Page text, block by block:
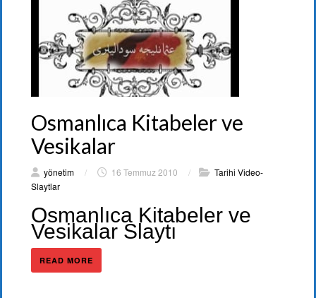
Osmanlıca Kitabeler ve
Vesikalar
yönetim / 16 Temmuz 2010 /
Tarihi Video-
Slaytlar
Osmanlıca Kitabeler ve
Vesikalar Slaytı
READ MORE